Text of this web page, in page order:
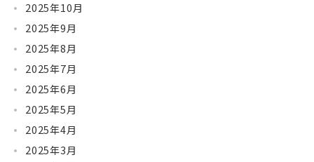
2025年10月
2025年9月
2025年8月
2025年7月
2025年6月
2025年5月
2025年4月
2025年3月